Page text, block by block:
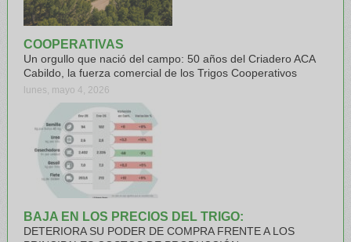
COOPERATIVAS
Un orgullo que nació del campo: 50 años del Criadero ACA
Cabildo, la fuerza comercial de los Trigos Cooperativos
lunes, mayo 4, 2026
BAJA EN LOS PRECIOS DEL TRIGO:
DETERIORA SU PODER DE COMPRA FRENTE A LOS